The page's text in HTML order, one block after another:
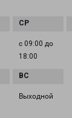
с 09:00 до
18:00
Выходной